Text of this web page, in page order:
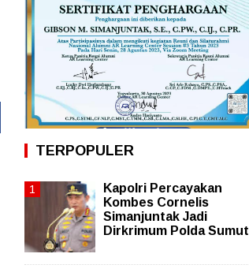
TERPOPULER
Kapolri Percayakan
Kombes Cornelis
Simanjuntak Jadi
Dirkrimum Polda Sumut